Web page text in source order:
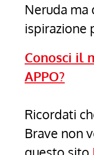
Neruda ma
ispirazione
Conosci il
APPO?
Ricordati
Brave non
questo sito